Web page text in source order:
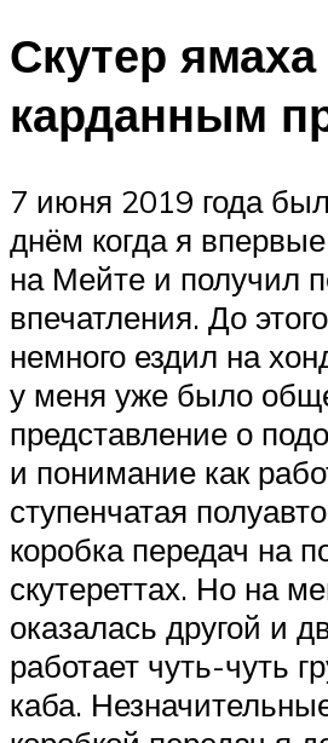
Скутер ямаха
карданным
7 июня 2019 года
днём когда я
на Мейте и получил
впечатления. До
немного ездил на
у меня уже было
представление о
и понимание как
ступенчатая
коробка передач на
скутереттах. Но на
оказалась другой и
работает чуть-чуть
каба.